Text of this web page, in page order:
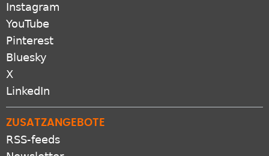
Instagram
YouTube
Pinterest
Bluesky
X
LinkedIn
ZUSATZANGEBOTE
RSS-feeds